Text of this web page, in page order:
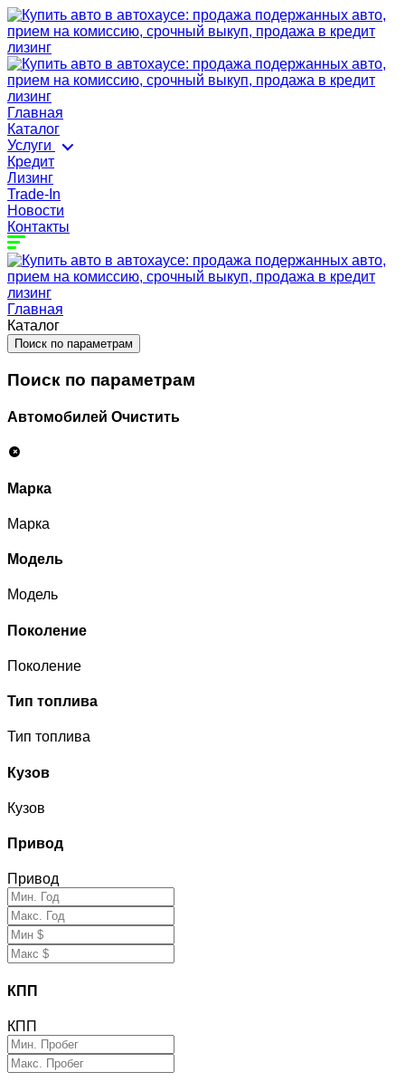
Главная
Каталог
Услуги
Кредит
Лизинг
Trade-In
Новости
Контакты
Главная
Каталог
Поиск по параметрам
Поиск по параметрам
Автомобилей Очистить
Марка
Марка
Модель
Модель
Поколение
Поколение
Тип топлива
Тип топлива
Кузов
Кузов
Привод
Привод
КПП
КПП